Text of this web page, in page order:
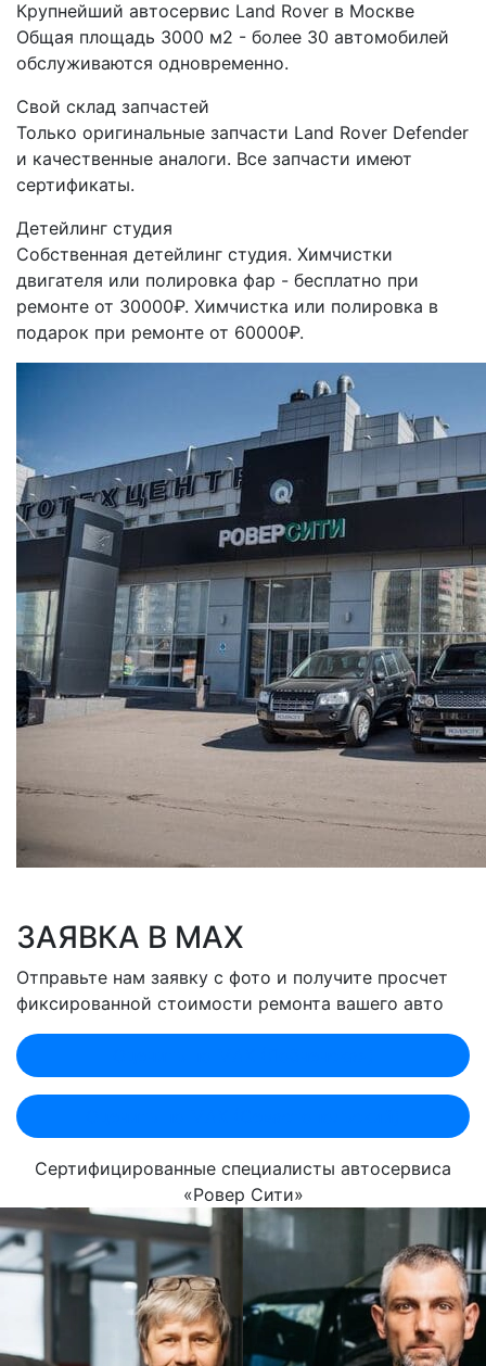
Крупнейший автосервис Land Rover в Москве
Общая площадь 3000 м2 - более 30 автомобилей
обслуживаются одновременно.
Свой склад запчастей
Только оригинальные запчасти Land Rover Defender
и качественные аналоги. Все запчасти имеют
сертификаты.
Детейлинг студия
Собственная детейлинг студия. Химчистки
двигателя или полировка фар - бесплатно при
ремонте от 30000₽. Химчистка или полировка в
подарок при ремонте от 60000₽.
ЗАЯВКА В MAX
Отправьте нам заявку с фото и получите просчет
фиксированной стоимости ремонта вашего авто
Сертифицированные специалисты автосервиса
«Ровер Сити»